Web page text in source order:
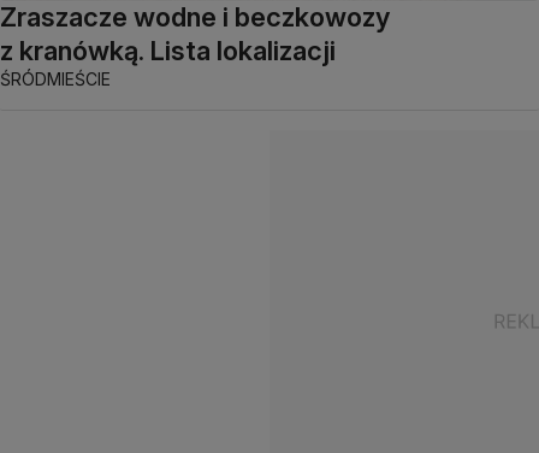
Zraszacze wodne i beczkowozy
z kranówką. Lista lokalizacji
ŚRÓDMIEŚCIE